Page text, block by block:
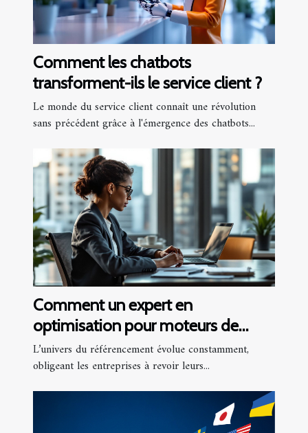
Comment les chatbots
transforment-ils le service client ?
Le monde du service client connaît une révolution
sans précédent grâce à l'émergence des chatbots...
Comment un expert en
optimisation pour moteurs de
recherche peut transformer votre
entreprise ?
L’univers du référencement évolue constamment,
obligeant les entreprises à revoir leurs...